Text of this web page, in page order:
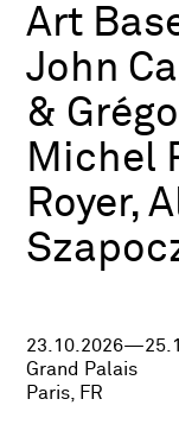
Art
John
&
Michel
Royer,
Grand Palais
Paris, FR